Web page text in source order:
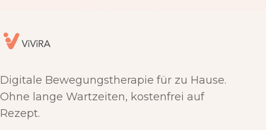
Digitale Bewegungstherapie für zu Hause.
Ohne lange Wartzeiten, kostenfrei auf
Rezept.